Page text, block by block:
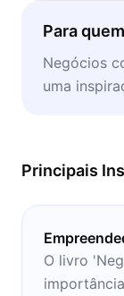
Para
Negócios
uma
Principais
O livro